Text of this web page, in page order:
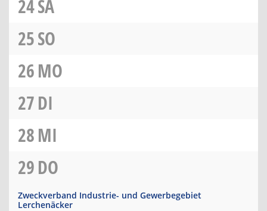
24SA
25SO
26MO
27DI
28MI
29DO
Zweckverband Industrie- und Gewerbegebiet
Lerchenäcker